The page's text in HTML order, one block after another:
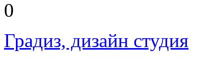
0
Градиз, дизайн студия